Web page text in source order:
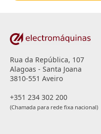
Rua da República, 107
Alagoas - Santa Joana
3810-551 Aveiro
+351 234 302 200
(Chamada para rede fixa nacional)